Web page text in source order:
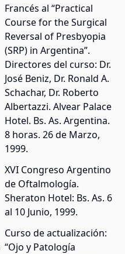
Francés al “Practical
Course for the Surgical
Reversal of Presbyopia
(SRP) in Argentina”.
Directores del curso: Dr.
José Beniz, Dr. Ronald A.
Schachar, Dr. Roberto
Albertazzi. Alvear Palace
Hotel. Bs. As. Argentina.
8 horas. 26 de Marzo,
1999.
XVI Congreso Argentino
de Oftalmología.
Sheraton Hotel: Bs. As. 6
al 10 Junio, 1999.
Curso de actualización:
“Ojo y Patología